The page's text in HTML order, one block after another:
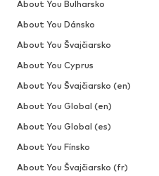
About You Bulharsko
About You Dánsko
About You Švajčiarsko
About You Cyprus
About You Švajčiarsko (en)
About You Global (en)
About You Global (es)
About You Fínsko
About You Švajčiarsko (fr)